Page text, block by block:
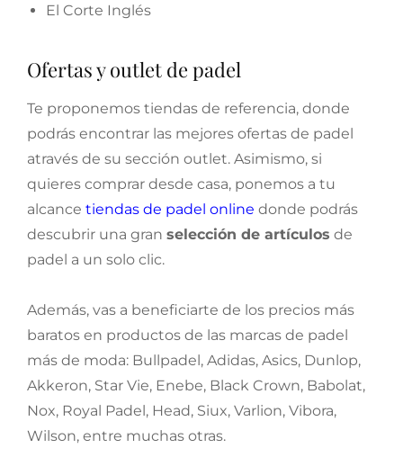
El Corte Inglés
Ofertas y outlet de padel
Te proponemos tiendas de referencia, donde
podrás encontrar las mejores ofertas de padel
através de su sección outlet. Asimismo, si
quieres comprar desde casa, ponemos a tu
alcance tiendas de padel online donde podrás
descubrir una gran selección de artículos de
padel a un solo clic.
Además, vas a beneficiarte de los precios más
baratos en productos de las marcas de padel
más de moda: Bullpadel, Adidas, Asics, Dunlop,
Akkeron, Star Vie, Enebe, Black Crown, Babolat,
Nox, Royal Padel, Head, Siux, Varlion, Vibora,
Wilson, entre muchas otras.